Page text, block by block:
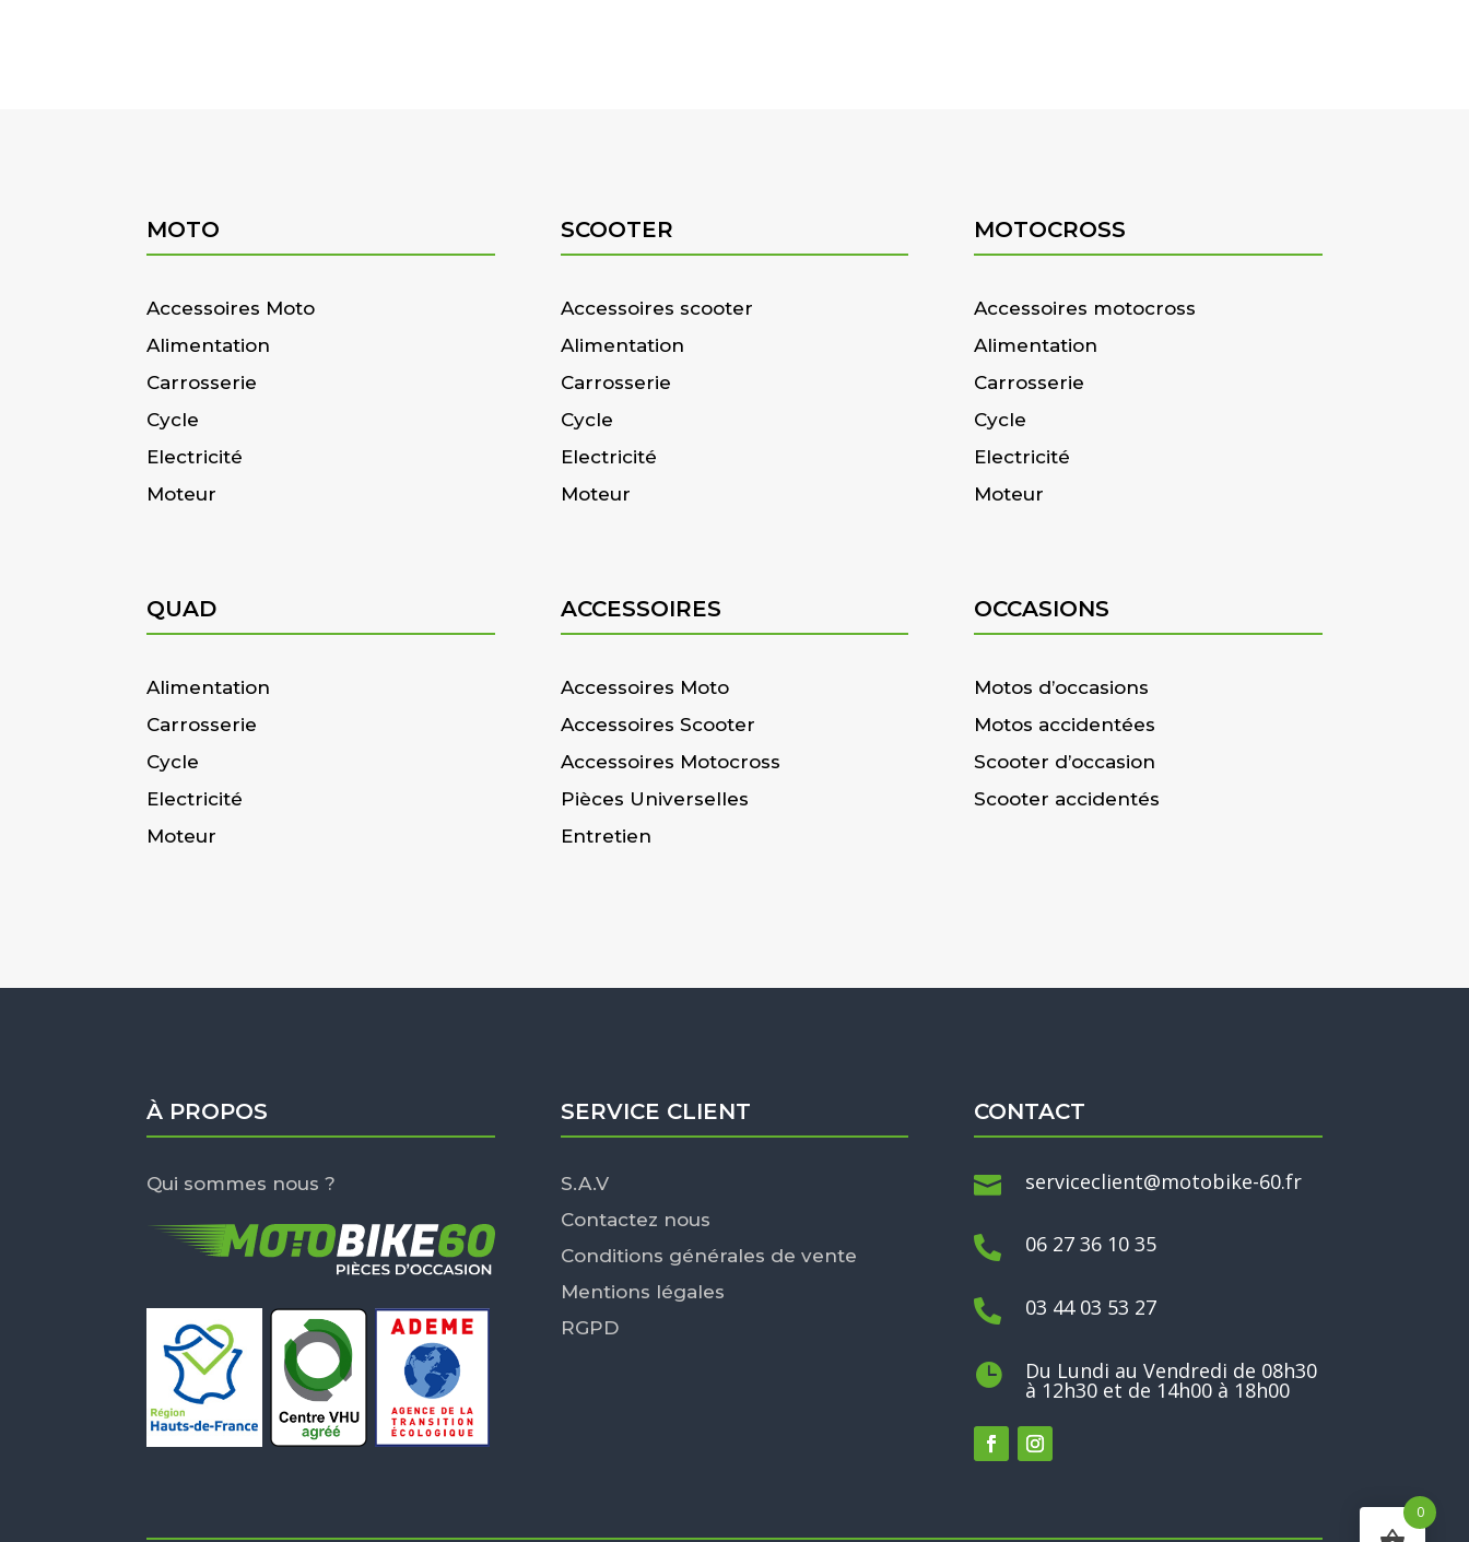
MOTO
Accessoires Moto
Alimentation
Carrosserie
Cycle
Electricité
Moteur
SCOOTER
Accessoires scooter
Alimentation
Carrosserie
Cycle
Electricité
Moteur
MOTOCROSS
Accessoires motocross
Alimentation
Carrosserie
Cycle
Electricité
Moteur
QUAD
Alimentation
Carrosserie
Cycle
Electricité
Moteur
ACCESSOIRES
Accessoires Moto
Accessoires Scooter
Accessoires Motocross
Pièces Universelles
Entretien
OCCASIONS
Motos d’occasions
Motos accidentées
Scooter d’occasion
Scooter accidentés
À PROPOS
Qui sommes nous ?
SERVICE CLIENT
S.A.V
Contactez nous
Conditions générales de vente
Mentions légales
RGPD
CONTACT
 serviceclient@motobike-60.fr
 06 27 36 10 35
 03 44 03 53 27
 Du Lundi au Vendredi de 08h30
à 12h30 et de 14h00 à 18h00
0